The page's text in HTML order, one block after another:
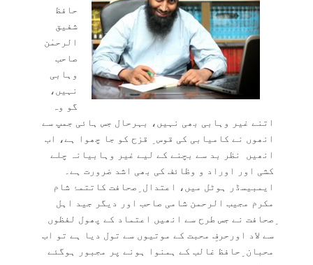
حافظ
شفیق
الرحمٰن
صاحب
وہابی
نہیں،
گو وہ
اتنے غیر وہابی بھی نہیں، بہرحال جس ہائی جمپ سے
انھوں نے کامیابی کی قوس ِ قزح کو جا چھوا ہے، اب
انھیں نظر بد سے بچنے کے لیے غیر وہابیانہ چلے
کشی اور اوراد و وظائف کی بھی اشد ضرورت ہے۔
ایمبیسڈر ہوٹل میں، اعتدال ِصحافت کاتتمۂ شام
مکرم مجیب الرحمن شامی صاحب اور دیگر جید اہل
ِصحافت نے جس طرح سے انھیں اعتماد کے پھول لفظوں
سے لاد اورحرفِ محبت کے موتیوں سے تول دیا ہے تو اب
محبان ِحافظ غالب کے ہمنوا ہونے پر مجبور ہوگئے